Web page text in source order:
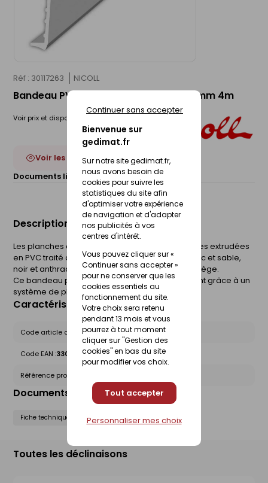
Bienvenue sur
gedimat.fr
Sur notre site gedimat.fr,
nous avons besoin de
cookies pour suivre les
statistiques du site afin
d'optimiser votre expérience
de navigation et d'adapter
nos publicités à vos
centres d'intérêt.
Vous pouvez cliquer sur «
Continuer sans accepter »
pour ne conserver que les
cookies essentiels au
fonctionnement du site.
Votre choix sera retenu
pendant 13 mois et vous
pourrez à tout moment
cliquer sur "Gestion des
cookies" en bas du site
pour modifier vos choix.
Tout accepter
Continuer sans accepter
Personnaliser mes choix
Réf : 30117263 NICOLL
Bandeau PVC cellulaire blanc - 250x7mm 4m
Voir prix et disponibilité en magasin
Voir les 18 déclinaisons
Documents liés :
Fiche technique
Description du produit
Les planches de rive sont des planches cellulaires extrudées
en PVC traité anti UV en 4 coloris différents (blanc et sable,
noir et anthracite ) ou plaxées en finition chêne liège.
Ce bandeau permet l'habillage du débordement grâce à un
système de planche clouée sur la charpente.
Caractéristiques du produit
Code article chez le fournisseur :C7B254B
Code EAN :3309033063608
Référence produit nationale Gedimat :
Documents liés
Fiche technique
Toutes les déclinaisons